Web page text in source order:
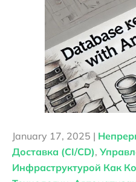
January 17, 2025 |
Доставка (CI/CD),
Инфраструктурой Как